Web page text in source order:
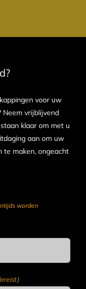
voor uw
Neem vrijblijvend
klaar om met u
aan om uw
te maken, ongeacht
worden